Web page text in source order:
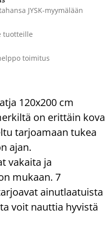
JYSK-myymälään
tuotteille
toimitus
120x200 cm
on erittäin kova
tarjoamaan tukea
ajan.
vakaita ja
mukaan. 7
ainutlaatuista
voit nauttia hyvistä